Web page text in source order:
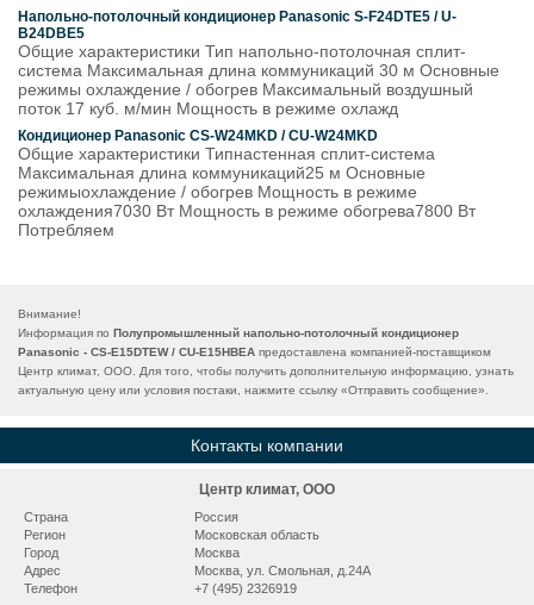
Напольно-потолочный кондиционер Panasonic S-F24DTE5 / U-
B24DBE5
Общие характеристики Тип напольно-потолочная сплит-
система Максимальная длина коммуникаций 30 м Основные
режимы охлаждение / обогрев Максимальный воздушный
поток 17 куб. м/мин Мощность в режиме охлажд
Кондиционер Panasonic CS-W24MKD / CU-W24MKD
Общие характеристики Типнастенная сплит-система
Максимальная длина коммуникаций25 м Основные
режимыохлаждение / обогрев Мощность в режиме
охлаждения7030 Вт Мощность в режиме обогрева7800 Вт
Потребляем
Внимание!
Информация по Полупромышленный напольно-потолочный кондиционер
Panasonic - CS-E15DTEW / CU-E15HBEA предоставлена компанией-поставщиком
Центр климат, ООО. Для того, чтобы получить дополнительную информацию, узнать
актуальную цену или условия постаки, нажмите ссылку «Отправить сообщение».
Контакты компании
Центр климат, ООО
Страна
Россия
Регион
Московская область
Город
Москва
Адрес
Москва, ул. Смольная, д.24А
Телефон
+7 (495) 2326919